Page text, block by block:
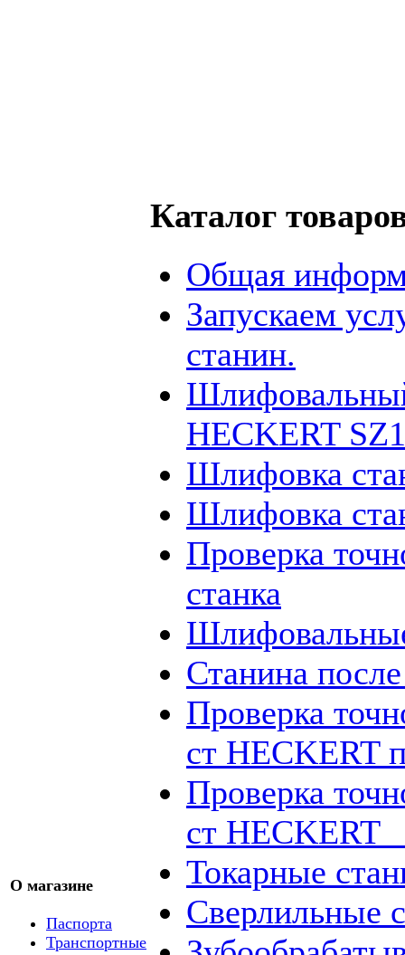
О магазине
Паспорта
Транспортные
Каталог
Общая
Запускаем
станин.
HECKERT
Шлифовка
Шлифовка
Проверка
станка
Станина
Проверка
ст HECKERT
Проверка
ст HECKERT
Токарные
Сверлильные